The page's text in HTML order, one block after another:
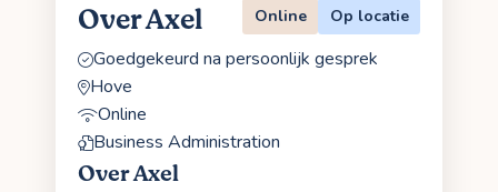
Over Axel Online Op locatie
Goedgekeurd na persoonlijk gesprek
Hove
Online
Business Administration
Over Axel